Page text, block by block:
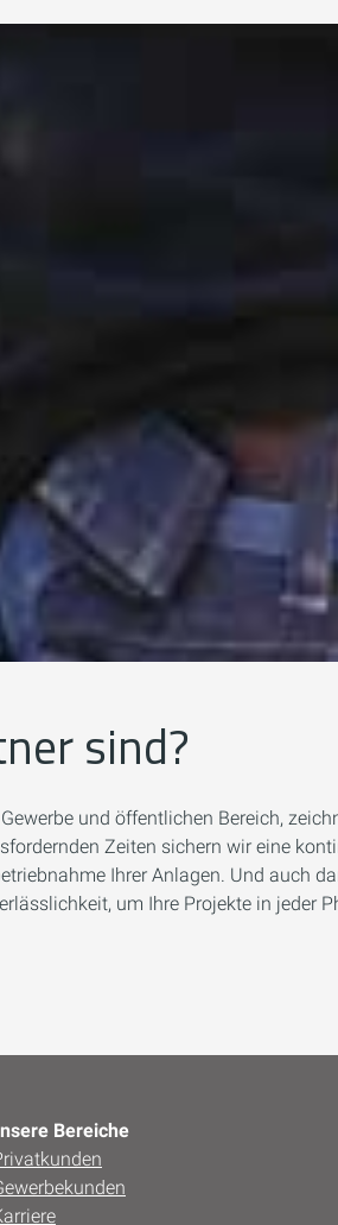
sind?
und öffentlichen Bereich,
Zeiten sichern wir eine
Ihrer Anlagen. Und auch
um Ihre Projekte in jeder
Bereiche